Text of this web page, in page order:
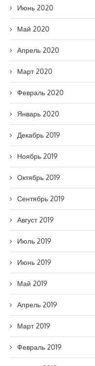
Июнь 2020
Май 2020
Апрель 2020
Март 2020
Февраль 2020
Январь 2020
Декабрь 2019
Ноябрь 2019
Октябрь 2019
Сентябрь 2019
Август 2019
Июль 2019
Июнь 2019
Май 2019
Апрель 2019
Март 2019
Февраль 2019